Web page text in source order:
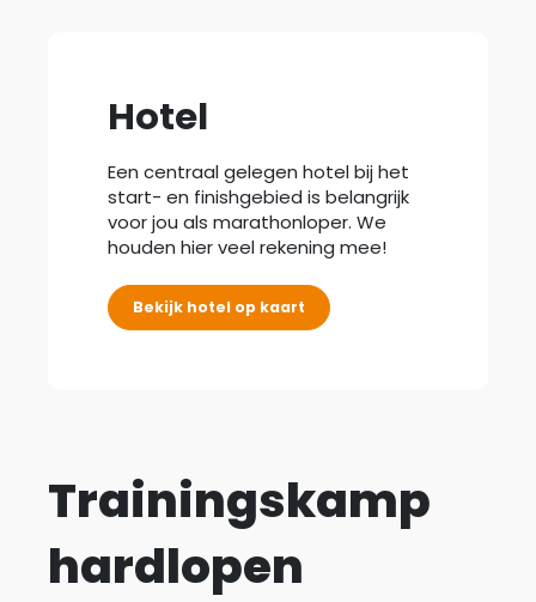
Hotel
Een centraal gelegen hotel bij het
start- en finishgebied is belangrijk
voor jou als marathonloper. We
houden hier veel rekening mee!
Bekijk hotel op kaart
Trainingskamp
hardlopen